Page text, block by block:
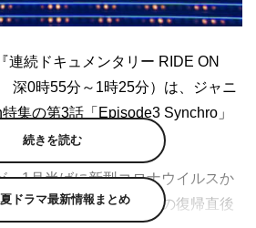
連続ドキュメンタリー RIDE ON
深0時55分～1時25分）は、ジャニ
集の第3話「Episode3 Synchro」
、1月半ばに新型コロナウイルスか
活動を再開させた。その復帰直後
続きを読む
ドラマ最新情報まとめ